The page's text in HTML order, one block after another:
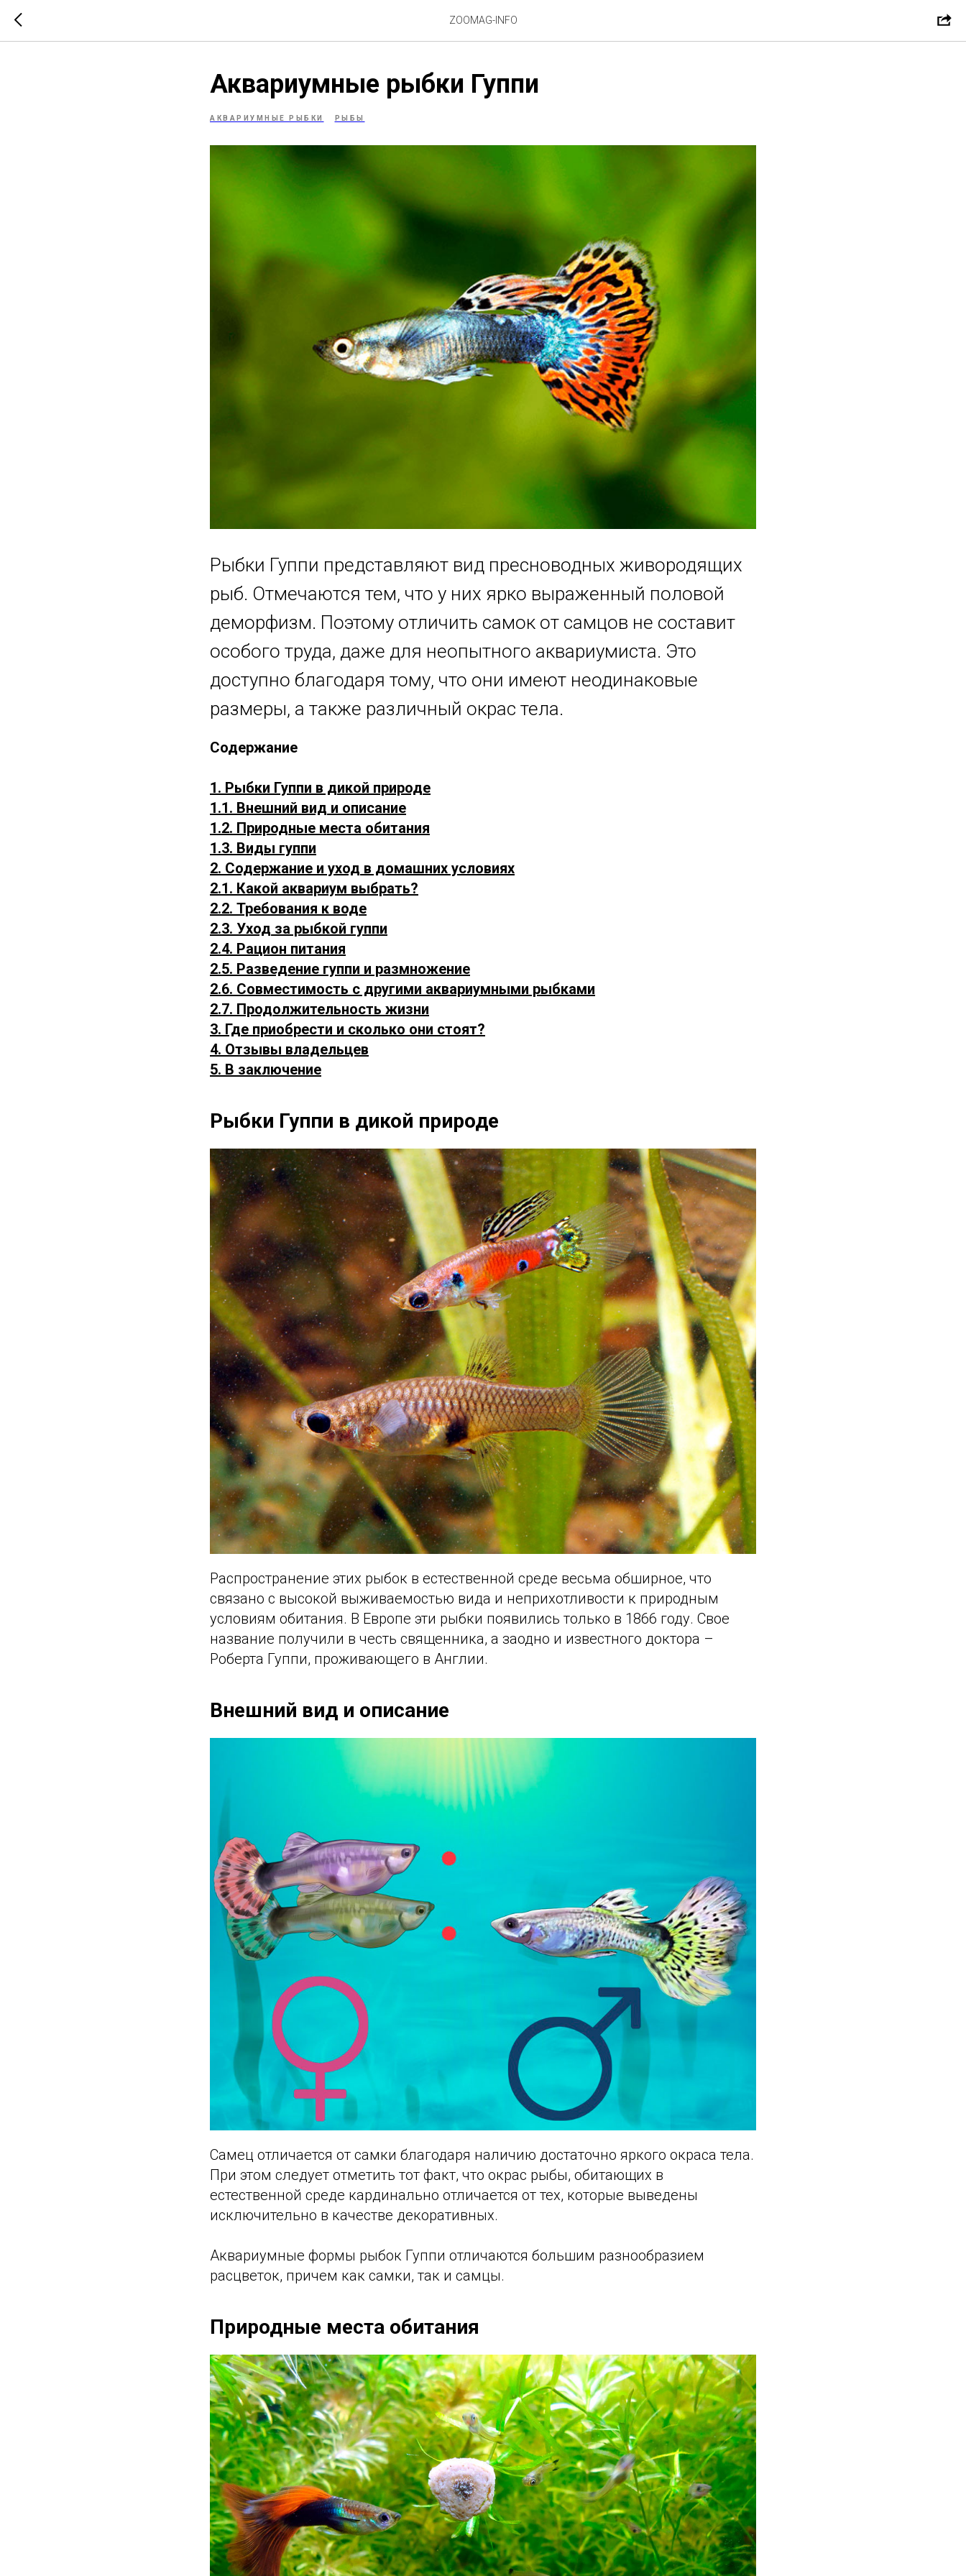
ZOOMAG-INFO
Аквариумные рыбки Гуппи
АКВАРИУМНЫЕ РЫБКИ РЫБЫ
Рыбки Гуппи представляют вид пресноводных живородящих
рыб. Отмечаются тем, что у них ярко выраженный половой
деморфизм. Поэтому отличить самок от самцов не составит
особого труда, даже для неопытного аквариумиста. Это
доступно благодаря тому, что они имеют неодинаковые
размеры, а также различный окрас тела.
Содержание
1. Рыбки Гуппи в дикой природе
1.1. Внешний вид и описание
1.2. Природные места обитания
1.3. Виды гуппи
2. Содержание и уход в домашних условиях
2.1. Какой аквариум выбрать?
2.2. Требования к воде
2.3. Уход за рыбкой гуппи
2.4. Рацион питания
2.5. Разведение гуппи и размножение
2.6. Совместимость с другими аквариумными рыбками
2.7. Продолжительность жизни
3. Где приобрести и сколько они стоят?
4. Отзывы владельцев
5. В заключение
Рыбки Гуппи в дикой природе
Распространение этих рыбок в естественной среде весьма обширное, что
связано с высокой выживаемостью вида и неприхотливости к природным
условиям обитания. В Европе эти рыбки появились только в 1866 году. Свое
название получили в честь священника, а заодно и известного доктора –
Роберта Гуппи, проживающего в Англии.
Внешний вид и описание
Самец отличается от самки благодаря наличию достаточно яркого окраса тела.
При этом следует отметить тот факт, что окрас рыбы, обитающих в
естественной среде кардинально отличается от тех, которые выведены
исключительно в качестве декоративных.
Аквариумные формы рыбок Гуппи отличаются большим разнообразием
расцветок, причем как самки, так и самцы.
Природные места обитания